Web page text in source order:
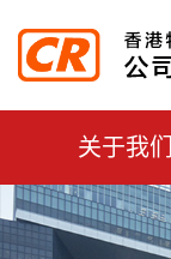
关于我们